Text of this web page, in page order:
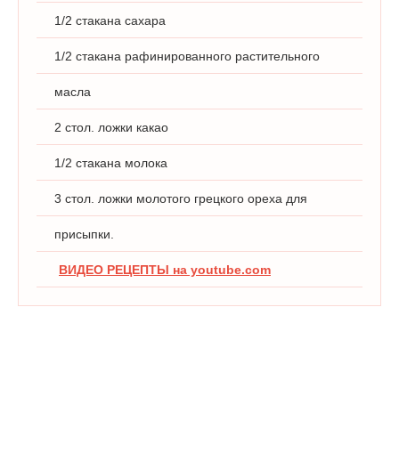
1/2 стакана сахара
1/2 стакана рафинированного растительного
масла
2 стол. ложки какао
1/2 стакана молока
3 стол. ложки молотого грецкого ореха для
присыпки.
ВИДЕО РЕЦЕПТЫ на youtube.com